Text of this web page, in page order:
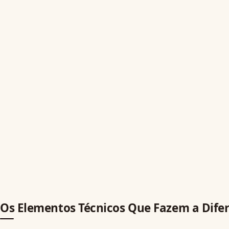
Os Elementos Técnicos Que Fazem a